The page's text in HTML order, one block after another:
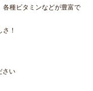
各種ビタミンなどが豊富で
！
さい